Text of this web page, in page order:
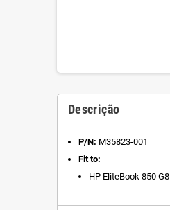
Descrição
P/N: M35823-001
Fit to:
HP EliteBook 850 G8